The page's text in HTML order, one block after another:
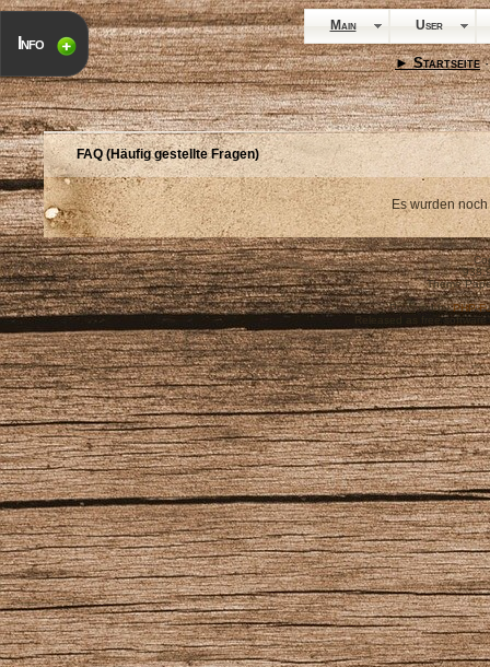
Main User
► Startseite ·
Info
FAQ (Häufig gestellte Fragen)
Es wurden
Theme
Powered byPHP-
Released as free